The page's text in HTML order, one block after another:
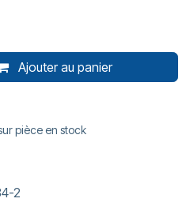
Ajouter au panier
pièce en stock
2